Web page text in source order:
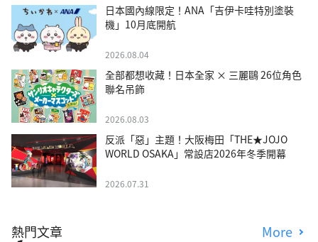
日本國內線限定！ANA「吉伊卡哇特別塗裝
機」10月底開航
2026.08.04
全部都想收藏！日本全家 × 三麗鷗 26位角色
聯名吊飾
2026.08.03
反派「惡」主題！大阪梅田「THE★JOJO
WORLD OSAKA」常設店2026年冬季開幕
2026.07.31
熱門文章 More